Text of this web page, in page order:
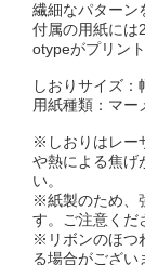
繊細なパターン
付属の用紙には
otypeがプリン
しおりサイズ
用紙種類：マー
※しおりはレー
や熱による焦げ
い。
※紙製のため、
す。ご注意くだ
※リボンのほつ
る場合がござい